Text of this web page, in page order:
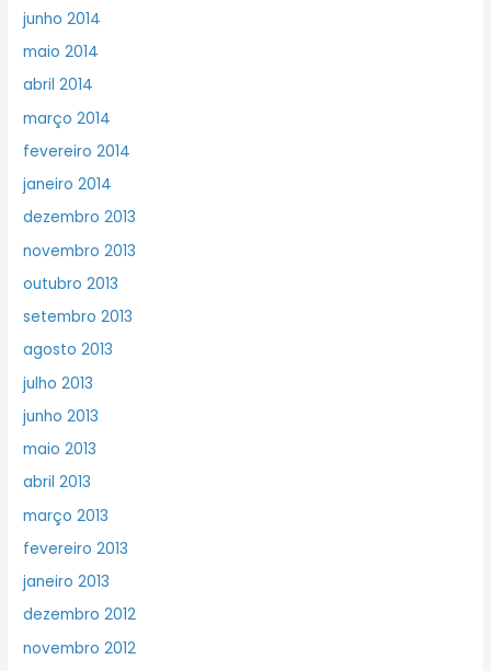
junho 2014
maio 2014
abril 2014
março 2014
fevereiro 2014
janeiro 2014
dezembro 2013
novembro 2013
outubro 2013
setembro 2013
agosto 2013
julho 2013
junho 2013
maio 2013
abril 2013
março 2013
fevereiro 2013
janeiro 2013
dezembro 2012
novembro 2012